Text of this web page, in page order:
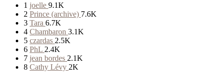
1 joelle 9.1K
2 Prince (archive) 7.6K
3 Tara 6.7K
4 Chambaron 3.1K
5 czardas 2.5K
6 PhL 2.4K
7 jean bordes 2.1K
8 Cathy Lévy 2K